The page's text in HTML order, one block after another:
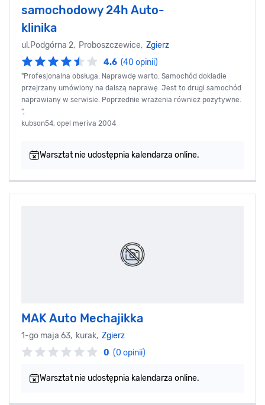
samochodowy 24h Auto-
klinika
ul.Podgórna 2, Proboszczewice, Zgierz
4.6 (40 opinii)
"Profesjonalna obsługa. Naprawdę warto. Samochód dokładie
przejrzany umówiony na dalszą naprawę. Jest to drugi samochód
naprawiany w serwisie. Poprzednie wrażenia również pozytywne.
",
kubson54, opel meriva 2004
Warsztat nie udostępnia kalendarza online.
MAK Auto Mechajikka
1-go maja 63, kurak, Zgierz
0 (0 opinii)
Warsztat nie udostępnia kalendarza online.